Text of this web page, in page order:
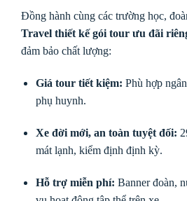
Đồng hành cùng các trường học,
Travel thiết kế gói tour ưu đãi
đảm bảo chất lượng:
Giá tour tiết kiệm: Phù hợp
phụ huynh.
Xe đời mới, an toàn tuyệt đối:
mát lạnh, kiểm định định kỳ.
Hỗ trợ miễn phí: Banner đoàn,